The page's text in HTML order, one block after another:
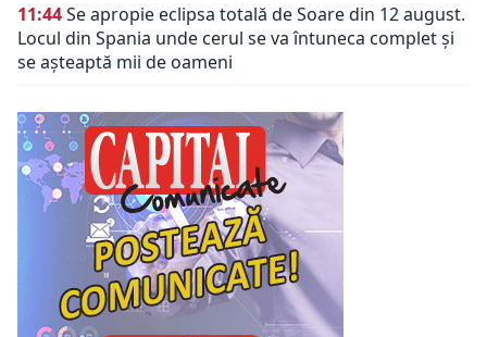
11:44Se apropie eclipsa totală de Soare din 12 august.
Locul din Spania unde cerul se va întuneca complet și
se așteaptă mii de oameni